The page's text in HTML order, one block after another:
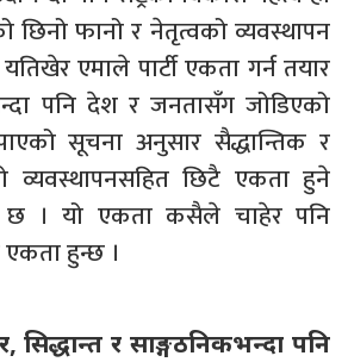
छिनो फानो र नेतृत्वको व्यवस्थापन
एमाले पार्टी एकता गर्न तयार
पनि देश र जनतासँग जोडिएको
सूचना अनुसार सैद्धान्तिक र
व्यवस्थापनसहित छिटै एकता हुने
छ । यो एकता कसैले चाहेर पनि
हुन्छ ।
सिद्धान्त र साङ्गठनिकभन्दा पनि